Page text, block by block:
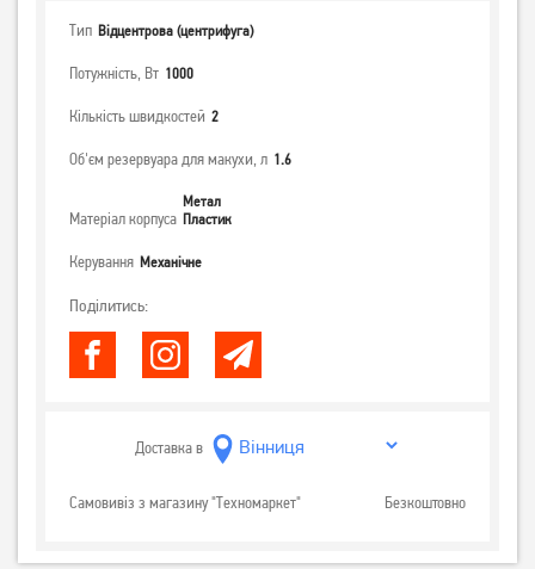
Тип Відцентрова (центрифуга)
Потужність, Вт 1000
Кількість швидкостей 2
Об'єм резервуара для макухи, л 1.6
Матеріал корпуса
Метал
Пластик
Керування Механічне
Поділитись:
Доставка в
Самовивіз з магазину "Техномаркет" Безкоштовно